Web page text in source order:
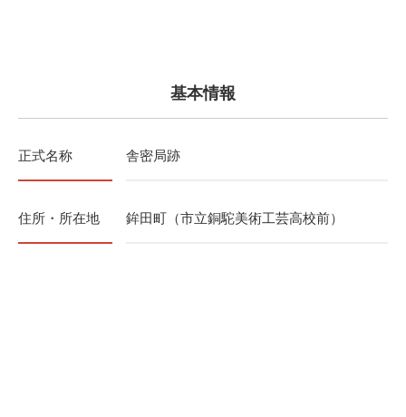
基本情報
正式名称 舎密局跡
住所・所在地 鉾田町（市立銅駝美術工芸高校前）